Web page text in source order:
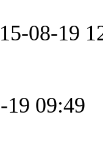
08-19
19 09:49